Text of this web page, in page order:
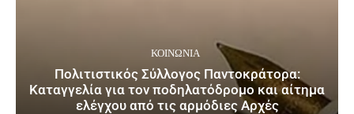
ΚΟΙΝΩΝΙΑ
Πολιτιστικός Σύλλογος Παντοκράτορα:
Καταγγελία για τον ποδηλατόδρομο και αίτημα
ελέγχου από τις αρμόδιες Αρχές